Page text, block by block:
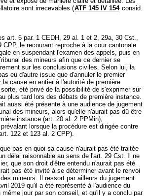
sont irrecevables (ATF 145 IV 154 consid.
art. 6 par. 1 CEDH, 29 al. 1 et 2, 29a, 30 Cst.,
le recourant reproche à la cour cantonale
en suspendant l'examen des appels, puis en
des mineurs afin que ce dernier se
sur les conclusions civiles. Selon lui, la
eu d'autre issue que d'annuler le premier
cause en entier à l'autorité de première
été privé de la possibilité de s'exprimer sur
plus tard lors des débats de première instance.
aussi été présente à une audience de jugement
des mineurs, alors qu'elle n'aurait pas dû être
instance (art. 20 al. 2 PPMin),
lorsque la procédure est dirigée contre
122 et 123 al. 2 CPP).
pas en quoi sa cause n'aurait pas été traitée
délai raisonnable au sens de l'art. 29 Cst. Il ne
que son droit d'être entendu n'aurait pas été
pas été invité à se déterminer avant le renvoi
mineurs. Il ressort par ailleurs du jugement
2019 qu'il a été représenté à l'audience du
même jour par son conseil, et qu'il y a conclu par